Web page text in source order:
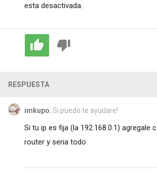
esta desactivada.
RESPUESTA
imkupo, Si puedo te ayudare!
Si tu ip es fija (la 192.168.0.1) agregale
router y seria todo